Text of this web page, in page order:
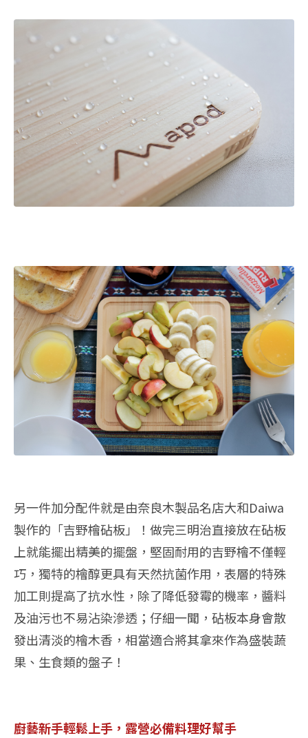
另一件加分配件就是由奈良木製品名店大和Daiwa
製作的「吉野檜砧板」！做完三明治直接放在砧板
上就能擺出精美的擺盤，堅固耐用的吉野檜不僅輕
巧，獨特的檜醇更具有天然抗菌作用，表層的特殊
加工則提高了抗水性，除了降低發霉的機率，醬料
及油污也不易沾染滲透；仔細一聞，砧板本身會散
發出清淡的檜木香，相當適合將其拿來作為盛裝蔬
果、生食類的盤子！
廚藝新手輕鬆上手，露營必備料理好幫手